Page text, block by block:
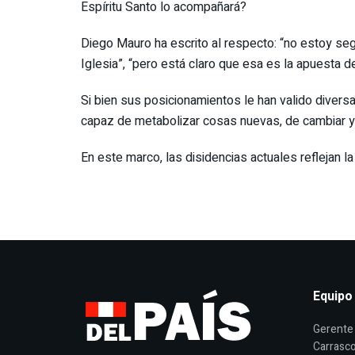
Espíritu Santo lo acompañará?
Diego Mauro ha escrito al respecto: “no estoy
Iglesia”, “pero está claro que esa es la apuesta
Si bien sus posicionamientos le han valido
capaz de metabolizar cosas nuevas, de cambiar
En este marco, las disidencias actuales reflejan